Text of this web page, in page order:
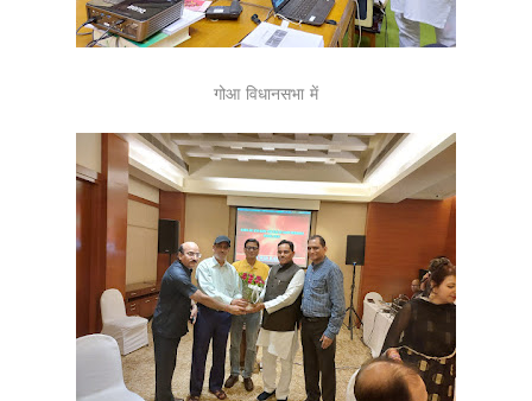
गोआ विधानसभा में